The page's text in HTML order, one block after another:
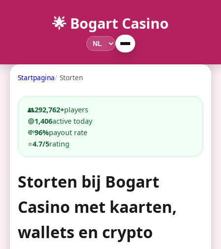
🌟 Bogart Casino
Startpagina Storten
👥292,762+players
🟢1,406active today
💸96%payout rate
⭐4.7/5rating
Storten bij Bogart
Casino met kaarten,
wallets en crypto